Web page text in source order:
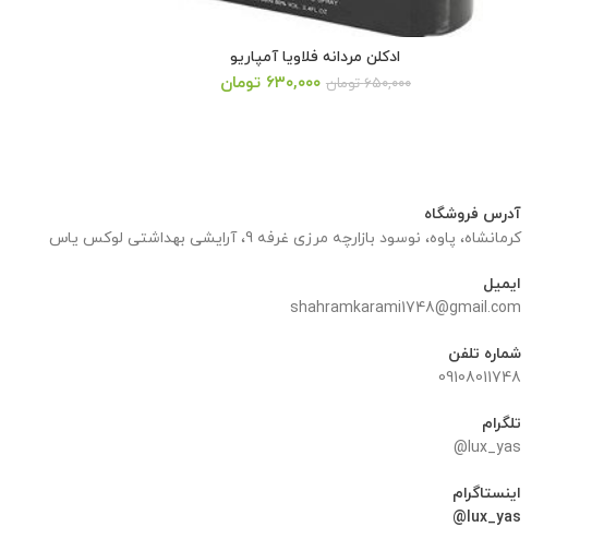
ادکلن مردانه فلاویا آمپاریو
۶۵۰,۰۰۰ تومان قیمت
۶۳۰,۰۰۰ تومان
آدرس فروشگاه
کرمانشاه، پاوه، نوسود بازارچه مرزی غرفه 9، آرایشی بهداشتی لوکس یاس
ایمیل
shahramkarami1748@gmail.com
شماره تلفن
09108011748
تلگرام
lux_yas@
اینستاگرام
lux_yas@